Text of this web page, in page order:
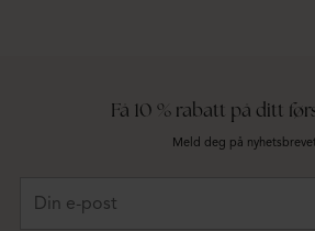
Få 10 % rabatt på ditt
Meld deg på